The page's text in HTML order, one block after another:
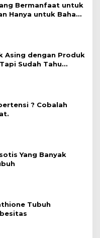
Bermanfaat untuk
Hanya untuk Bahan
Asing dengan Produk
Sudah Tahu
Kesehatan?
? Cobalah
Yang Banyak
Tubuh